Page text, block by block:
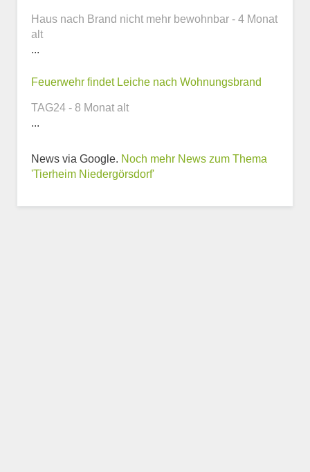
Weitere Informationen
zum Tierheim
Haus nach Brand nicht mehr bewohnbar - 4 Monat
alt
...
Feuerwehr findet Leiche nach Wohnungsbrand
TAG24 - 8 Monat alt
...
News via Google. Noch mehr News zum Thema
'Tierheim Niedergörsdorf'